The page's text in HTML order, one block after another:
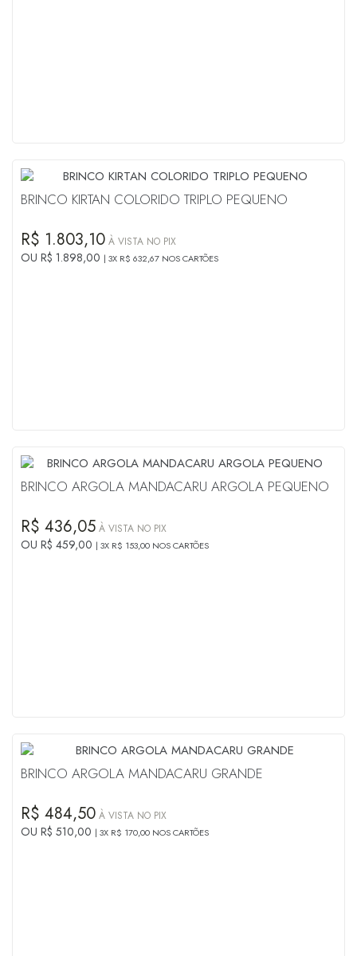
BRINCO KIRTAN COLORIDO TRIPLO PEQUENO
R$ 1.803,10 À VISTA NO PIX
OU R$ 1.898,00 3X R$ 632,67 NOS CARTÕES
BRINCO ARGOLA MANDACARU ARGOLA PEQUENO
R$ 436,05 À VISTA NO PIX
OU R$ 459,00 3X R$ 153,00 NOS CARTÕES
BRINCO ARGOLA MANDACARU GRANDE
R$ 484,50 À VISTA NO PIX
OU R$ 510,00 3X R$ 170,00 NOS CARTÕES